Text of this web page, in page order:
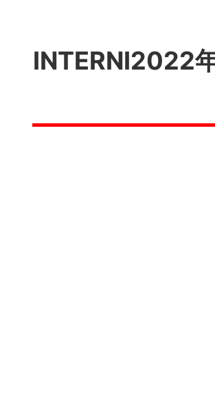
INTERNI2022